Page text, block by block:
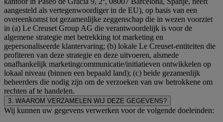
aangesteld als vertegenwoordiger in de EU), op basis van een
overeenkomst tot gezamenlijke zeggenschap die in wezen voorziet
in (a) Le Creuset Group AG die verantwoordelijk is voor de
algemene strategie met betrekking tot marketing en
gepersonaliseerde klantervaring; (b) lokale Le Creuset-entiteiten die
profiteren van deze strategie en deze uitvoeren, alsmede
onafhankelijk marketingcommunicatie/initiatieven ontwikkelen op
lokaal niveau (binnen een bepaald land); (c) beide gezamenlijk
beheerders die nodig zijn om de verzoeken van uw betrokkene om
rechten af te handelen.
3. WAAROM VERZAMELEN WIJ DEZE GEGEVENS?
Wij kunnen uw gegevens verwerken voor de volgende doeleinden: